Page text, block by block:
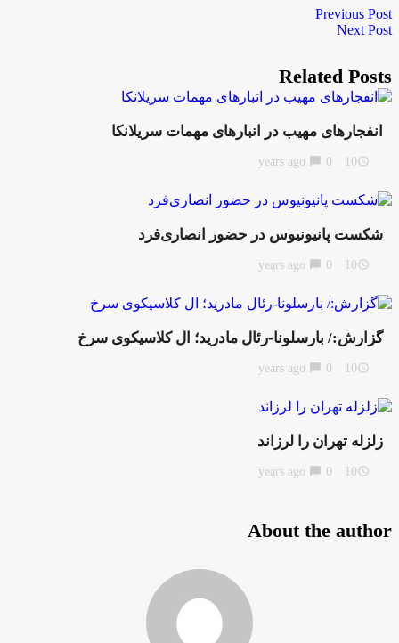
Previous Post
Next Post
Related Posts
انفجارهای مهیب در انبارهای مهمات سریلانکا
access_time
10 years ago
chat_bubble
شکست پانیونیوس در حضور انصاری‌فرد
access_time
10 years ago
chat_bubble
گزارش:/ بارسلونا-رئال مادرید؛ ال کلاسیکوی سرخ
access_time
10 years ago
chat_bubble
زلزله تهران را لرزاند
access_time
10 years ago
chat_bubble
About the author